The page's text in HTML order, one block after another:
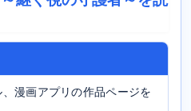
漫画アプリの作品ページを